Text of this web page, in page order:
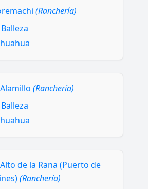
(Ranchería)
Balleza
(Ranchería)
Balleza
de la Rana (Puerto de
(Ranchería)